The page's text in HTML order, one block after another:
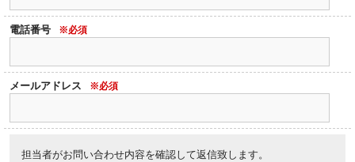
電話番号 ※必須
メールアドレス ※必須
担当者がお問い合わせ内容を確認して返信致します。